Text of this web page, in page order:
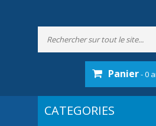
Panier- 0